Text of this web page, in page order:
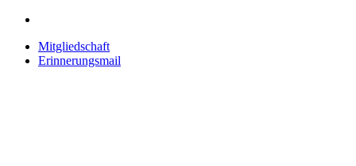
Mitgliedschaft
Erinnerungsmail